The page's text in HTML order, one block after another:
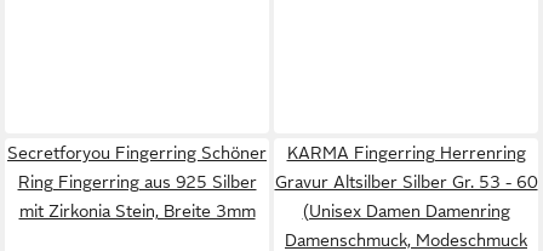
Secretforyou Fingerring Schöner
Ring Fingerring aus 925 Silber
mit Zirkonia Stein, Breite 3mm
KARMA Fingerring Herrenring
Gravur Altsilber Silber Gr. 53 - 60
(Unisex Damen Damenring
Damenschmuck, Modeschmuck